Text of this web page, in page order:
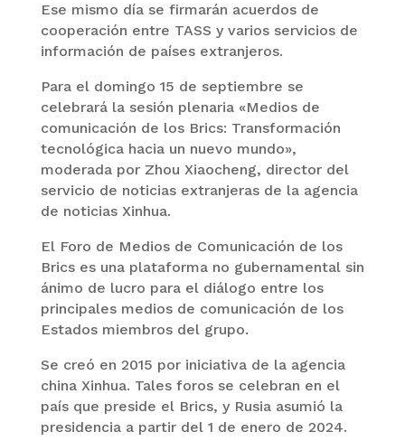
Ese mismo día se firmarán acuerdos de
cooperación entre TASS y varios servicios de
información de países extranjeros.
Para el domingo 15 de septiembre se
celebrará la sesión plenaria «Medios de
comunicación de los Brics: Transformación
tecnológica hacia un nuevo mundo»,
moderada por Zhou Xiaocheng, director del
servicio de noticias extranjeras de la agencia
de noticias Xinhua.
El Foro de Medios de Comunicación de los
Brics es una plataforma no gubernamental sin
ánimo de lucro para el diálogo entre los
principales medios de comunicación de los
Estados miembros del grupo.
Se creó en 2015 por iniciativa de la agencia
china Xinhua. Tales foros se celebran en el
país que preside el Brics, y Rusia asumió la
presidencia a partir del 1 de enero de 2024.